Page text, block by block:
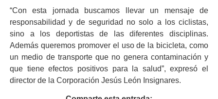
“Con esta jornada buscamos llevar un mensaje de
responsabilidad y de seguridad no solo a los ciclistas,
sino a los deportistas de las diferentes disciplinas.
Además queremos promover el uso de la bicicleta, como
un medio de transporte que no genera contaminación y
que tiene efectos positivos para la salud”, expresó el
director de la Corporación Jesús León Insignares.